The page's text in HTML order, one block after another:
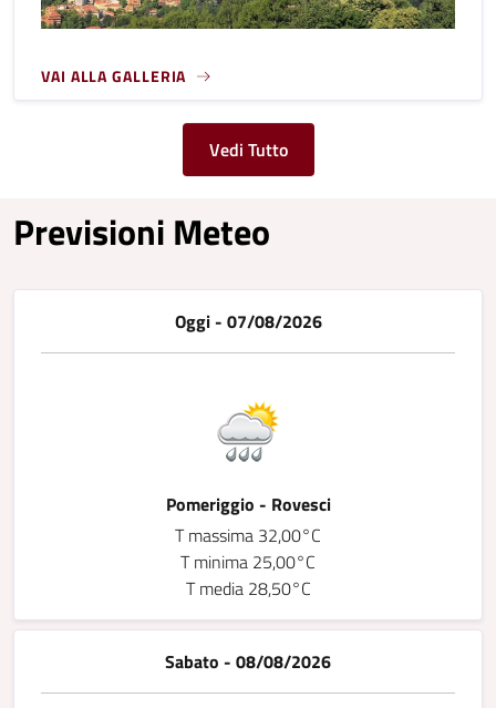
VAI ALLA GALLERIA
Vedi Tutto
Previsioni Meteo
Oggi - 07/08/2026
Pomeriggio - Rovesci
T massima 32,00°C
T minima 25,00°C
T media 28,50°C
Sabato - 08/08/2026